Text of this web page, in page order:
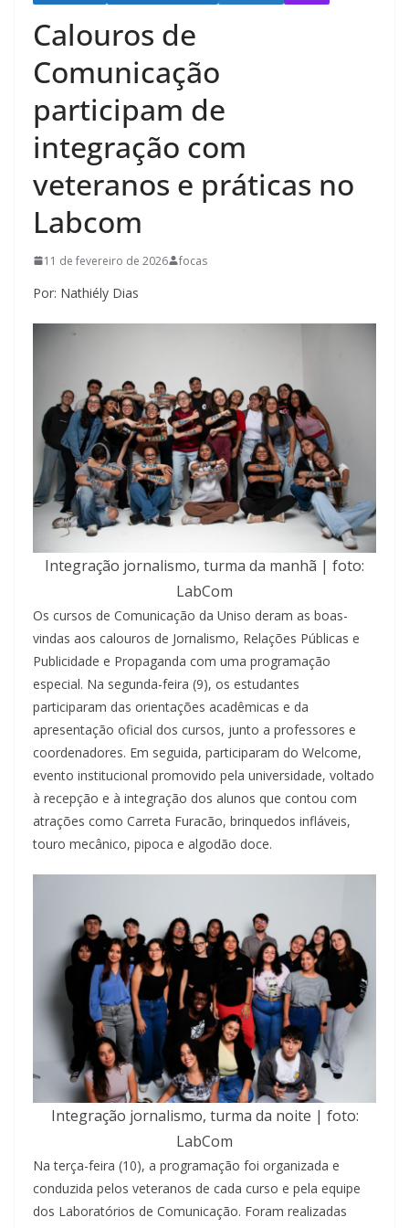
Calouros de
Comunicação
participam de
integração com
veteranos e práticas no
Labcom
11 de fevereiro de 2026 focas
Por: Nathiély Dias
Integração jornalismo, turma da manhã | foto:
LabCom
Os cursos de Comunicação da Uniso deram as boas-
vindas aos calouros de Jornalismo, Relações Públicas e
Publicidade e Propaganda com uma programação
especial. Na segunda-feira (9), os estudantes
participaram das orientações acadêmicas e da
apresentação oficial dos cursos, junto a professores e
coordenadores. Em seguida, participaram do Welcome,
evento institucional promovido pela universidade, voltado
à recepção e à integração dos alunos que contou com
atrações como Carreta Furacão, brinquedos infláveis,
touro mecânico, pipoca e algodão doce.
Integração jornalismo, turma da noite | foto:
LabCom
Na terça-feira (10), a programação foi organizada e
conduzida pelos veteranos de cada curso e pela equipe
dos Laboratórios de Comunicação. Foram realizadas